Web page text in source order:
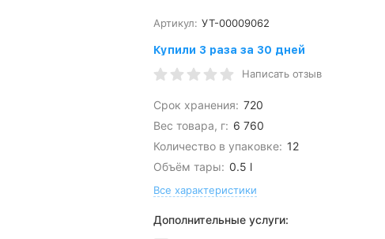
Артикул: УТ-00009062
Купили 3 раза за 30 дней
Написать отзыв
Срок хранения: 720
Вес товара, г: 6 760
Количество в упаковке: 12
Объём тары: 0.5 l
Все характеристики
Дополнительные услуги: